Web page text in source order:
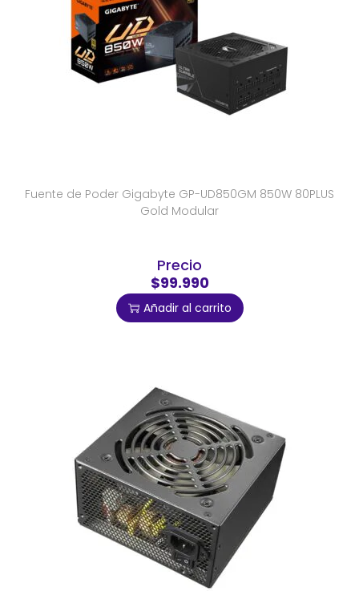
Fuente de Poder Gigabyte GP-UD850GM 850W 80PLUS
Gold Modular
Precio
$99.990
Añadir al carrito